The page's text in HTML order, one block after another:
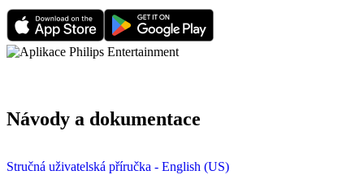
Návody a dokumentace
Stručná uživatelská příručka - English (US)